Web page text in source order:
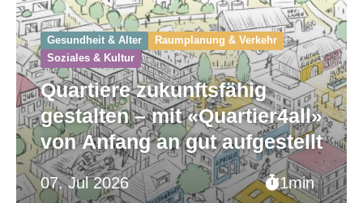
07. Jul 2026 1min
Gesundheit & Alter
Raumplanung & Verkehr
Soziales & Kultur
Quartiere zukunftsfähig
gestalten – mit «Quartier4all»
von Anfang an gut aufgestellt